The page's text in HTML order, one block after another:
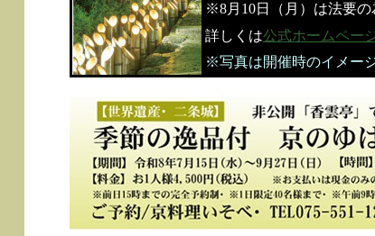
※8月10日（月）は法要の
詳しくは公式ホームペー
※写真は開催時のイメー